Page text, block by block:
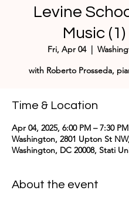
Levine
Music (1)
Fri, Apr 04
  |
Time & Location
Apr 04, 2025, 6:00 PM – 7:30 PM
Washington, 2801 Upton St
Washington, DC 20008, Stati
About the event